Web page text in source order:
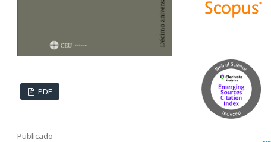
PDF
Publicado